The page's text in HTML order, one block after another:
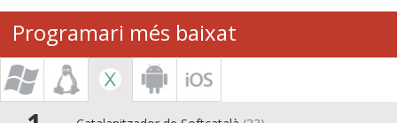
Programari més baixat